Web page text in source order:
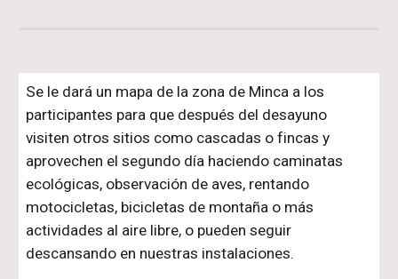
Se le dará un mapa de la zona de Minca a los
participantes para que después del desayuno
visiten otros sitios como cascadas o fincas y
aprovechen el segundo día haciendo caminatas
ecológicas, observación de aves, rentando
motocicletas, bicicletas de montaña o más
actividades al aire libre, o pueden seguir
descansando en nuestras instalaciones.